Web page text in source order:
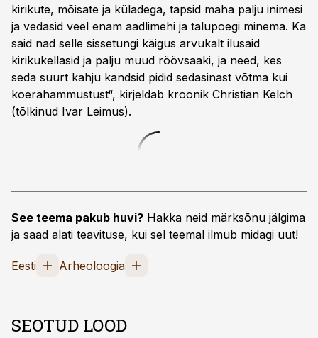
kirikute, mõisate ja küladega, tapsid maha palju inimesi
ja vedasid veel enam aadlimehi ja talupoegi minema. Ka
said nad selle sissetungi käigus arvukalt ilusaid
kirikukellasid ja palju muud röövsaaki, ja need, kes
seda suurt kahju kandsid pidid sedasinast võtma kui
koerahammustust“, kirjeldab kroonik Christian Kelch
(tõlkinud Ivar Leimus).
See teema pakub huvi? Hakka neid märksõnu jälgima
ja saad alati teavituse, kui sel teemal ilmub midagi uut!
Eesti Arheoloogia
SEOTUD LOOD